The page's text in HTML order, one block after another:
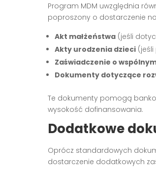
Program MDM uwzględnia
poproszony o dostarczenie
Akt małżeństwa (jeśli
Akty urodzenia dzieci
Zaświadczenie o
Dokumenty dotyczące
Te dokumenty pomogą
wysokość dofinansowania.
Dodatkowe
Oprócz standardowych
dostarczenie dodatkowych